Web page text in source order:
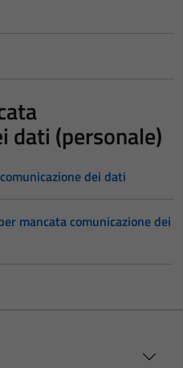
dati (personale)
dei dati
mancata comunicazione dei